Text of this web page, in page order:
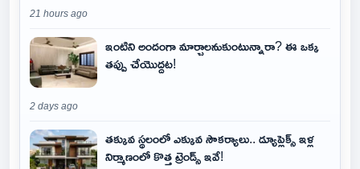
21 hours ago
ఇంటిని అందంగా మార్చాలనుకుంటున్నారా? ఈ ఒక్క
తప్పు చేయొద్దట!
2 days ago
తక్కువ స్థలంలో ఎక్కువ సౌకర్యాలు.. డ్యూప్లెక్స్ ఇళ్ల
నిర్మాణంలో కొత్త ట్రెండ్స్ ఇవే!